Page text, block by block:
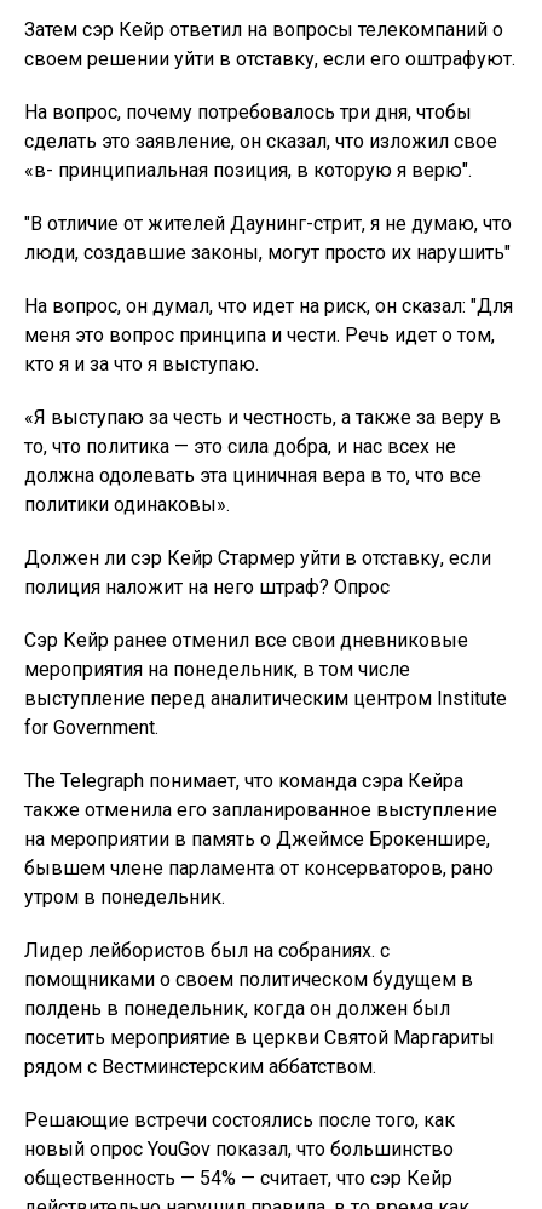
Затем сэр Кейр ответил на вопросы телекомпаний о
своем решении уйти в отставку, если его оштрафуют.
На вопрос, почему потребовалось три дня, чтобы
сделать это заявление, он сказал, что изложил свое
«в- принципиальная позиция, в которую я верю".
"В отличие от жителей Даунинг-стрит, я не думаю, что
люди, создавшие законы, могут просто их нарушить"
На вопрос, он думал, что идет на риск, он сказал: "Для
меня это вопрос принципа и чести. Речь идет о том,
кто я и за что я выступаю.
«Я выступаю за честь и честность, а также за веру в
то, что политика — это сила добра, и нас всех не
должна одолевать эта циничная вера в то, что все
политики одинаковы».
Должен ли сэр Кейр Стармер уйти в отставку, если
полиция наложит на него штраф? Опрос
Сэр Кейр ранее отменил все свои дневниковые
мероприятия на понедельник, в том числе
выступление перед аналитическим центром Institute
for Government.
The Telegraph понимает, что команда сэра Кейра
также отменила его запланированное выступление
на мероприятии в память о Джеймсе Брокеншире,
бывшем члене парламента от консерваторов, рано
утром в понедельник.
Лидер лейбористов был на собраниях. с
помощниками о своем политическом будущем в
полдень в понедельник, когда он должен был
посетить мероприятие в церкви Святой Маргариты
рядом с Вестминстерским аббатством.
Решающие встречи состоялись после того, как
новый опрос YouGov показал, что большинство
общественность — 54% — считает, что сэр Кейр